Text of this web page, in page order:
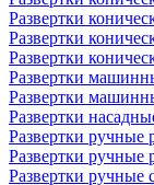
Развертки
Развертки
Развертки
Развертки
Развертки
Развертки
Развертки ручные
Развертки ручные
Развертки ручные